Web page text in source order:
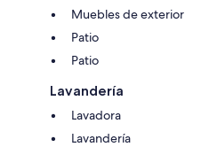
Muebles de exterior
Patio
Patio
Lavandería
Lavadora
Lavandería